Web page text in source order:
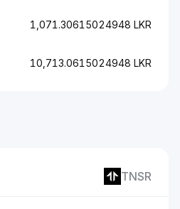
1,071.30615024948 LKR
10,713.0615024948 LKR
TNSR